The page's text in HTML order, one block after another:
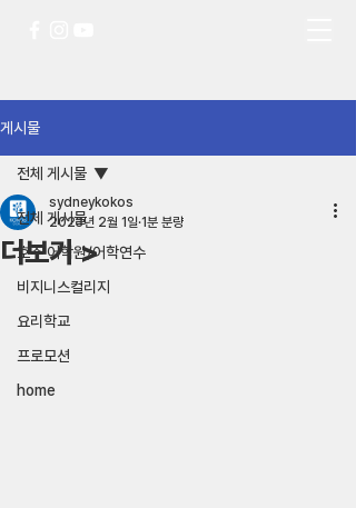
게시물
전체 게시물
호주 어학원/어학연수
비지니스컬리지
요리학교
프로모션
home
전체 게시물
더보기 >
sydneykokos
2023년 2월 1일 1분 분량